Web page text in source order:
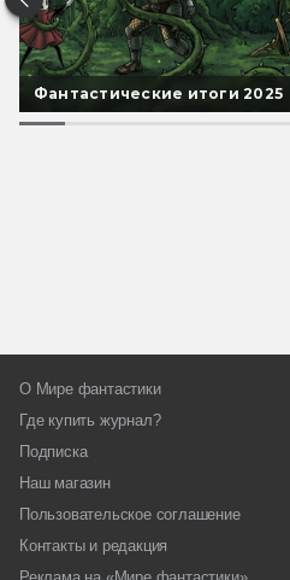
Фантастические итоги 2025
О Мире фантастики
Где купить журнал?
Подписка
Наш магазин
Пользовательское соглашение
Контакты и редакция